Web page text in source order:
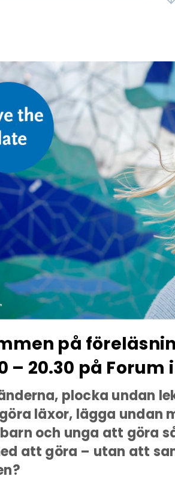
på
– 20.30 på
plocka undan
läxor, lägga undan
och unga att göra
att göra – utan att